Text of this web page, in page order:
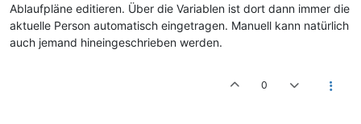
Ablaufpläne editieren. Über die Variablen ist dort dann immer die
aktuelle Person automatisch eingetragen. Manuell kann natürlich
auch jemand hineingeschrieben werden.
0